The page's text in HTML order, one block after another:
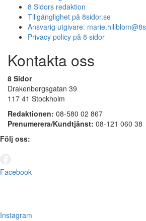
8 Sidors redaktion
Tillgänglighet på 8sidor.se
Ansvarig utgivare:
Privacy policy på 8 sidor
Kontakta oss
8 Sidor
Drakenbergsgatan 39
117 41 Stockholm
Redaktionen: 08-580 02 867
Prenumerera/Kundtjänst: 08-121 060 38
Följ oss:
Facebook
Instagram